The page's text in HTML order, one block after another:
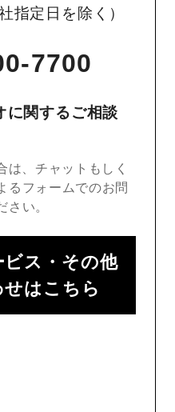
指定日を除く）
7700
に関するご相談
は、チャットもしく
るフォームでのお問
さい。
ビス・その他
はこちら